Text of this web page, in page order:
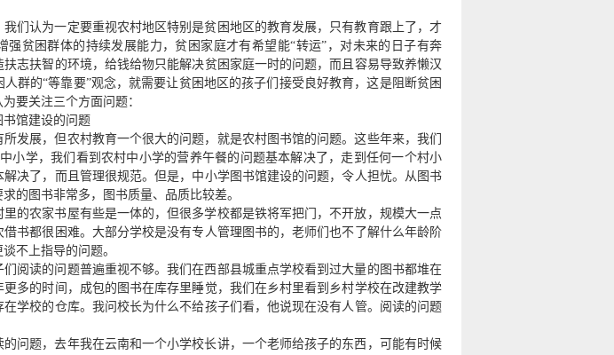
们认为一定要重视农村地区特别是贫困地区的教育发展，只有教育跟上了，才
强贫困群体的持续发展能力，贫困家庭才有希望能“转运”，对未来的日子有奔
志扶智的环境，给钱给物只能解决贫困家庭一时的问题，而且容易导致养懒汉
群的“等靠要”观念，就需要让贫困地区的孩子们接受良好教育，这是阻断贫困
要关注三个方面问题：
馆建设的问题
发展，但农村教育一个很大的问题，就是农村图书馆的问题。这些年来，我们
小学，我们看到农村中小学的营养午餐的问题基本解决了，走到任何一个村小
决了，而且管理很规范。但是，中小学图书馆建设的问题，令人担忧。从图书
的图书非常多，图书质量、品质比较差。
的农家书屋有些是一体的，但很多学校都是铁将军把门，不开放，规模大一点
书都很困难。大部分学校是没有专人管理图书的，老师们也不了解什么年龄阶
不上指导的问题。
阅读的问题普遍重视不够。我们在西部县城重点学校看到过大量的图书都堆在
多的时间，成包的图书在库存里睡觉，我们在乡村里看到乡村学校在改建教学
学校的仓库。我问校长为什么不给孩子们看，他说现在没有人管。阅读的问题
问题，去年我在云南和一个小学校长讲，一个老师给孩子的东西，可能有时候